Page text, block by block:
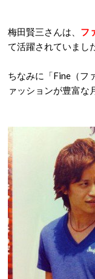
梅田賢三さんは、 フ
て活躍されていまし
ちなみに「Fine（フ
ァッションが豊富な